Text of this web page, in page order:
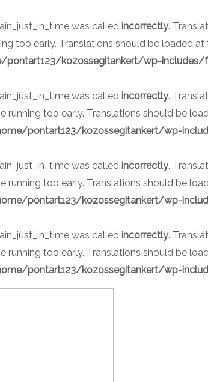
was called incorrectly.
too early. Translations should be loaded at
kozossegitankert/wp-includes/
was called incorrectly.
running too early. Translations should be
pontart123/kozossegitankert/wp-
was called incorrectly.
running too early. Translations should be
pontart123/kozossegitankert/wp-
was called incorrectly.
running too early. Translations should be
pontart123/kozossegitankert/wp-